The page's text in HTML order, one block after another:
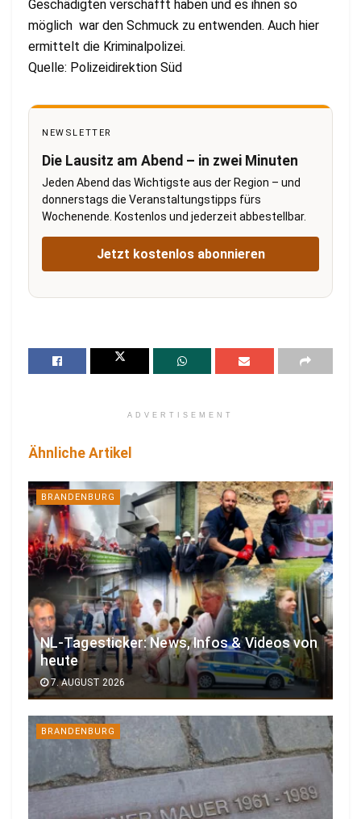
Geschädigten verschafft haben und es ihnen so
möglich war den Schmuck zu entwenden. Auch hier
ermittelt die Kriminalpolizei.
Quelle: Polizeidirektion Süd
NEWSLETTER
Die Lausitz am Abend – in zwei Minuten
Jeden Abend das Wichtigste aus der Region – und
donnerstags die Veranstaltungstipps fürs
Wochenende. Kostenlos und jederzeit abbestellbar.
Jetzt kostenlos abonnieren
ADVERTISEMENT
Ähnliche Artikel
BRANDENBURG
NL-Tagesticker: News, Infos & Videos von
heute
7. AUGUST 2026
BRANDENBURG